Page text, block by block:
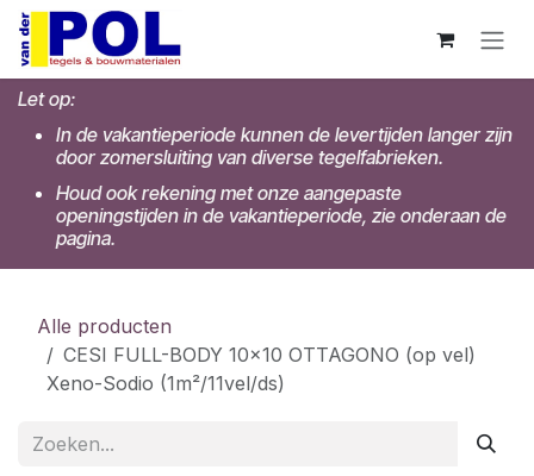
Overslaan naar inhoud
Let op:
In de vakantieperiode kunnen de levertijden langer zijn
door zomersluiting van diverse tegelfabrieken.
Houd ook rekening met onze aangepaste
openingstijden in de vakantieperiode, zie onderaan de
pagina.
Alle producten
CESI FULL-BODY 10x10 OTTAGONO (op vel)
Xeno-Sodio (1m²/11vel/ds)